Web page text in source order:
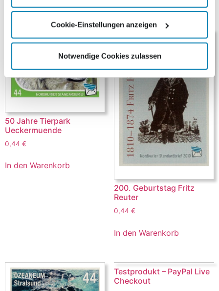
Cookie-Einstellungen anzeigen
Notwendige Cookies zulassen
Ähnliche Produkte
50 Jahre Tierpark
Ueckermuende
0,44 €
In den Warenkorb
200. Geburtstag Fritz
Reuter
0,44 €
In den Warenkorb
Testprodukt – PayPal Live
Checkout